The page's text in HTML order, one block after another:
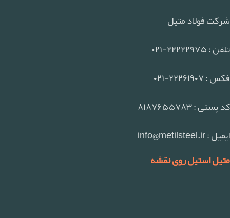
شرکت فولاد متیل
تلفن : ۲۲۲۲۲۹۷۵-۰۲۱
فکس : ۲۲۲۶۱۹۰۷-۰۲۱
کد پستی : ۸۱۸۷۶۵۵۷۸۳
ایمیل : info@metilsteel.ir
متیل استیل روی نقشه